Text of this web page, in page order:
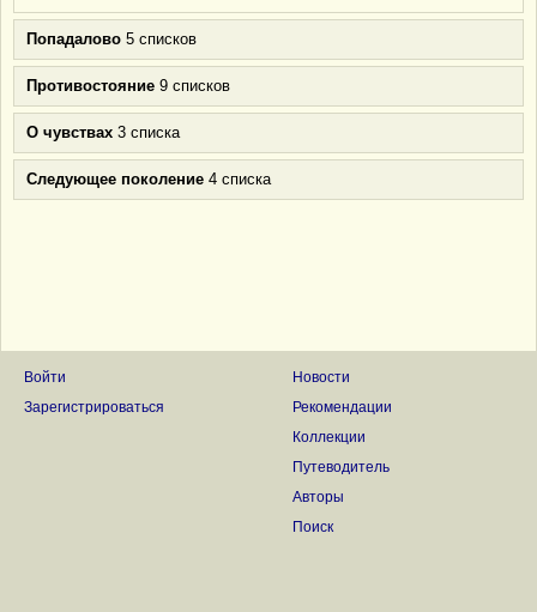
Попадалово 5 списков
Противостояние 9 списков
О чувствах 3 списка
Следующее поколение 4 списка
Войти
Зарегистрироваться
Новости
Рекомендации
Коллекции
Путеводитель
Авторы
Поиск